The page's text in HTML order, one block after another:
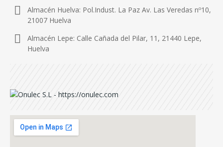
Almacén Huelva: Pol.Indust. La Paz Av. Las Veredas nº10,
21007 Huelva
Almacén Lepe: Calle Cañada del Pilar, 11, 21440 Lepe,
Huelva